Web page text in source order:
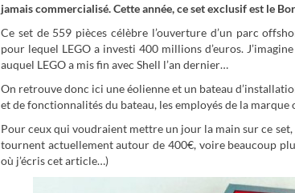
jamais commercialisé. Cette année, ce set exclusif est le
Ce set de 559 pièces célèbre l’ouverture d’un parc
pour lequel LEGO a investi 400 millions d’euros.
auquel LEGO a mis fin avec Shell l’an dernier…
On retrouve donc ici une éolienne et un bateau
et de fonctionnalités du bateau, les employés de la marque
Pour ceux qui voudraient mettre un jour la main sur ce
tournent actuellement autour de 400€, voire beaucoup
où j’écris cet article…)